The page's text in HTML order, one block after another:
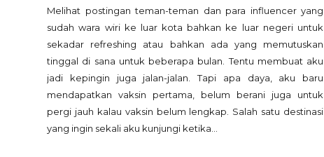
Melihat postingan teman-teman dan para influencer yang
sudah wara wiri ke luar kota bahkan ke luar negeri untuk
sekadar refreshing atau bahkan ada yang memutuskan
tinggal di sana untuk beberapa bulan. Tentu membuat aku
jadi kepingin juga jalan-jalan. Tapi apa daya, aku baru
mendapatkan vaksin pertama, belum berani juga untuk
pergi jauh kalau vaksin belum lengkap. Salah satu destinasi
yang ingin sekali aku kunjungi ketika...